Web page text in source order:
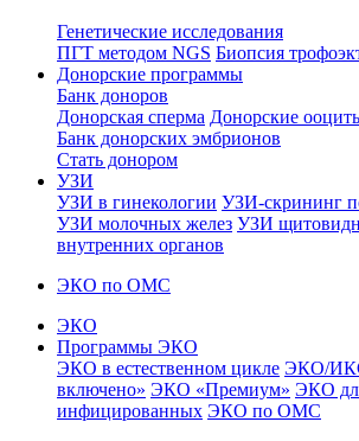
Генетические исследования
ПГТ методом NGS Биопсия
Донорские программы
Банк доноров
Донорская сперма Донорские
Банк донорских эмбрионов
Стать донором
УЗИ
УЗИ в гинекологии УЗИ-скрининг
УЗИ молочных желез УЗИ
внутренних органов
ЭКО по ОМС
ЭКО
Программы ЭКО
ЭКО в естественном цикле ЭКО/
включено» ЭКО «Премиум» ЭКО
инфицированных ЭКО по ОМС